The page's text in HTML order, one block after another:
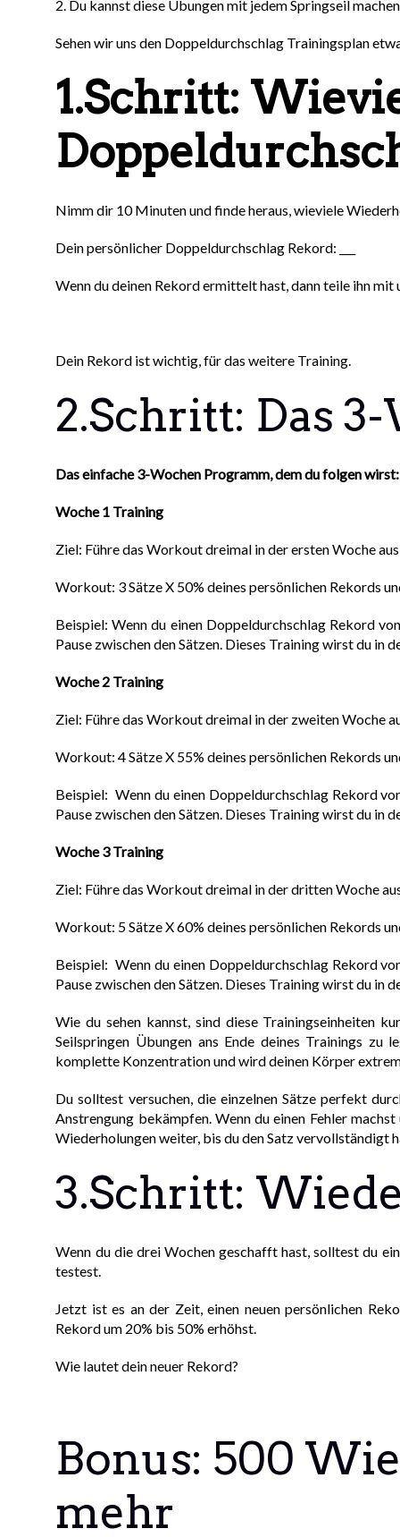
Du kannst diese Übungen mit jedem Springseil
Sehen wir uns den Doppeldurchschlag Trainingsplan
1.Schritt:
Nimm dir 10 Minuten und finde heraus, wieviele
Dein persönlicher Doppeldurchschlag Rekord: ___
Wenn du deinen Rekord ermittelt hast, dann teile ihn mit
Dein Rekord ist wichtig, für das weitere Training.
2.Schritt: Das
Das einfache 3-Wochen Programm, dem du folgen wirst:
Woche 1 Training
Ziel: Führe das Workout dreimal in der ersten Woche
Workout: 3 Sätze X 50% deines persönlichen Rekords
Beispiel: Wenn du einen Doppeldurchschlag Rekord
Pause zwischen den Sätzen. Dieses Training wirst du in
Woche 2 Training
Ziel: Führe das Workout dreimal in der zweiten Woche
Workout: 4 Sätze X 55% deines persönlichen Rekords
Beispiel: Wenn du einen Doppeldurchschlag Rekord
Pause zwischen den Sätzen. Dieses Training wirst du in
Woche 3 Training
Ziel: Führe das Workout dreimal in der dritten Woche
Workout: 5 Sätze X 60% deines persönlichen Rekords
Beispiel: Wenn du einen Doppeldurchschlag Rekord
Pause zwischen den Sätzen. Dieses Training wirst du in
Wie du sehen kannst, sind diese Trainingseinheiten
Seilspringen Übungen ans Ende deines Trainings
komplette Konzentration und wird deinen Körper
Du solltest versuchen, die einzelnen Sätze perfekt
Anstrengung bekämpfen. Wenn du einen Fehler
Wiederholungen weiter, bis du den Satz vervollständigt
3.Schritt:
Wenn du die drei Wochen geschafft hast, solltest du
testest.
Jetzt ist es an der Zeit, einen neuen persönlichen
Rekord um 20% bis 50% erhöhst.
Wie lautet dein neuer Rekord?
Bonus: 500
mehr